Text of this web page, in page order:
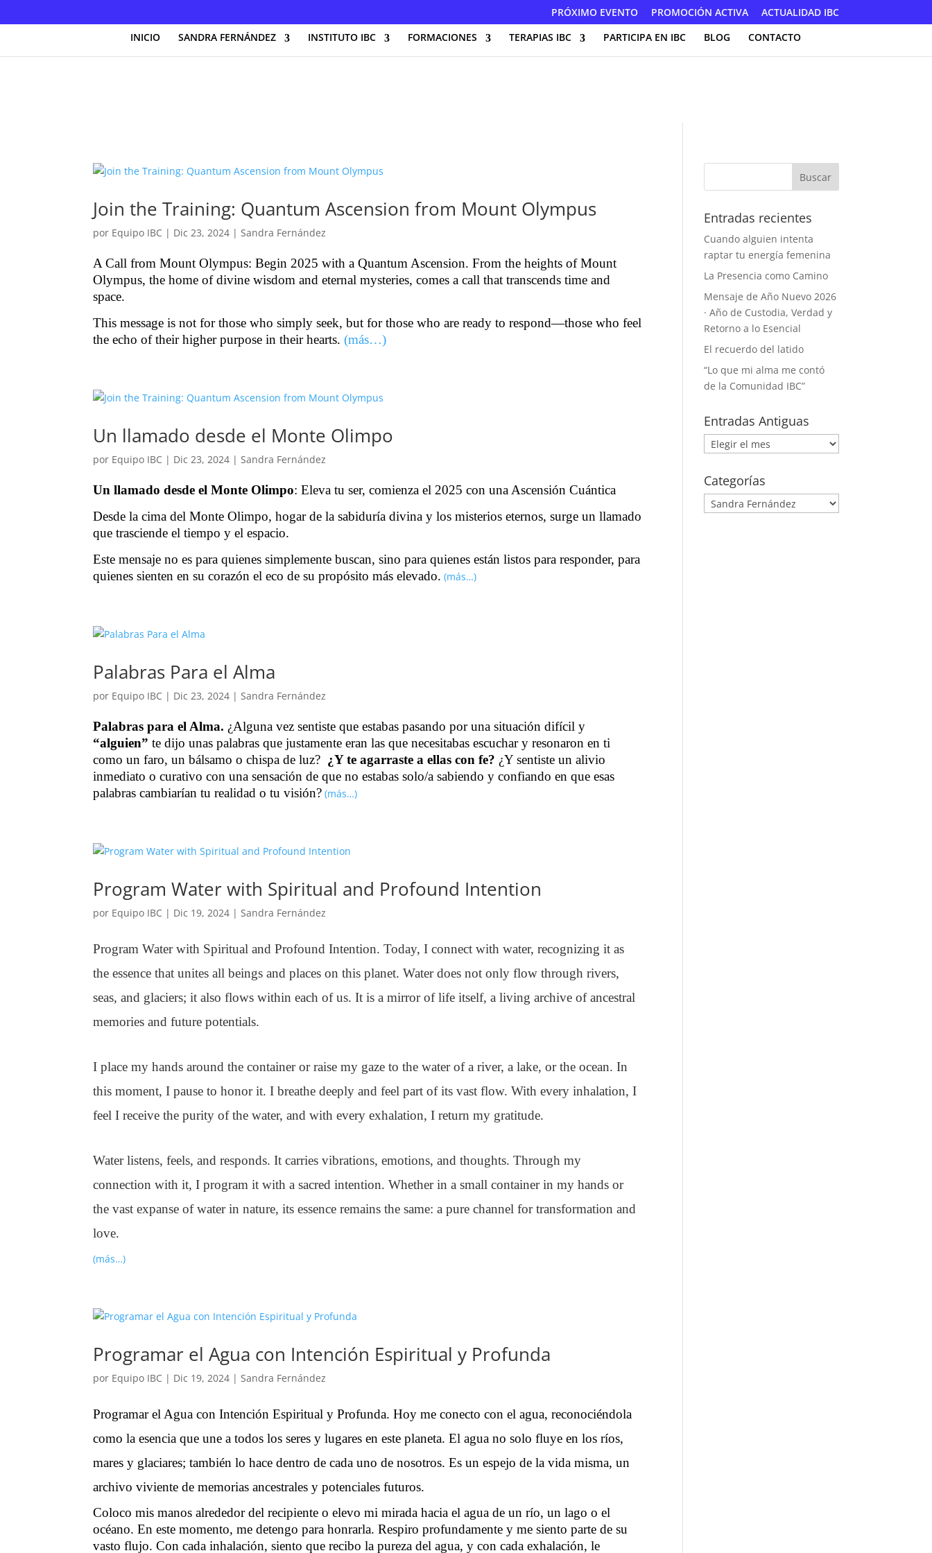
PRÓXIMO EVENTO PROMOCIÓN ACTIVA
ACTUALIDAD IBC
INICIO
SANDRA FERNÁNDEZ INSTITUTO IBC FORMACIONES TERAPIAS IBC PARTICIPA EN IBC BLOG CONTACTO
Join the Training: Quantum Ascension from Mount Olympus
por Equipo IBC | Dic 23, 2024 |Sandra Fernández
A Call from Mount Olympus: Begin 2025 with a Quantum Ascension. From the heights of Mount
Olympus, the home of divine wisdom and eternal mysteries, comes a call that transcends time and
space.
This message is not for those who simply seek, but for those who are ready to respond—those who feel
the echo of their higher purpose in their hearts.(más…)
Un llamado desde el Monte Olimpo
por Equipo IBC | Dic 23, 2024 |Sandra Fernández
Un llamado desde el Monte Olimpo: Eleva tu ser, comienza el 2025 con una Ascensión Cuántica
Desde la cima del Monte Olimpo, hogar de la sabiduría divina y los misterios eternos, surge un llamado
que trasciende el tiempo y el espacio.
Este mensaje no es para quienes simplemente buscan, sino para quienes están listos para responder, para
quienes sienten en su corazón el eco de su propósito más elevado. (más…)
Palabras Para el Alma
por Equipo IBC | Dic 23, 2024 |Sandra Fernández
Palabras para el Alma. ¿Alguna vez sentiste que estabas pasando por una situación difícil y
“alguien” te dijo unas palabras que justamente eran las que necesitabas escuchar y resonaron en ti
como un faro, un bálsamo o chispa de luz? ¿Y te agarraste a ellas con fe? ¿Y sentiste un alivio
inmediato o curativo con una sensación de que no estabas solo/a sabiendo y confiando en que esas
palabras cambiarían tu realidad o tu visión? (más…)
Program Water with Spiritual and Profound Intention
por Equipo IBC | Dic 19, 2024 |Sandra Fernández
Program Water with Spiritual and Profound Intention.Today, I connect with water, recognizing it as
the essence that unites all beings and places on this planet. Water does not only flow through rivers,
seas, and glaciers; it also flows within each of us. It is a mirror of life itself, a living archive of ancestral
memories and future potentials.
I place my hands around the container or raise my gaze to the water of a river, a lake, or the ocean. In
this moment, I pause to honor it. I breathe deeply and feel part of its vast flow. With every inhalation, I
feel I receive the purity of the water, and with every exhalation, I return my gratitude.
Water listens, feels, and responds. It carries vibrations, emotions, and thoughts. Through my
connection with it, I program it with a sacred intention. Whether in a small container in my hands or
the vast expanse of water in nature, its essence remains the same: a pure channel for transformation and
love.
(más…)
Programar el Agua con Intención Espiritual y Profunda
por Equipo IBC | Dic 19, 2024 |Sandra Fernández
Programar el Agua con Intención Espiritual y Profunda.Hoy me conecto con el agua, reconociéndola
como la esencia que une a todos los seres y lugares en este planeta. El agua no solo fluye en los ríos,
mares y glaciares; también lo hace dentro de cada uno de nosotros. Es un espejo de la vida misma, un
archivo viviente de memorias ancestrales y potenciales futuros.
Coloco mis manos alrededor del recipiente o elevo mi mirada hacia el agua de un río, un lago o el
océano. En este momento, me detengo para honrarla. Respiro profundamente y me siento parte de su
vasto flujo. Con cada inhalación, siento que recibo la pureza del agua, y con cada exhalación, le
Entradas recientes
Cuando alguien intenta
raptar tu energía femenina
La Presencia como Camino
Mensaje de Año Nuevo 2026
· Año de Custodia, Verdad y
Retorno a lo Esencial
El recuerdo del latido
“Lo que mi alma me contó
de la Comunidad IBC”
Entradas Antiguas
Entradas
Antiguas
Categorías
Categorías